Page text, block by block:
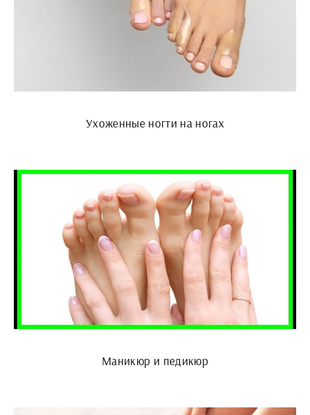
Ухоженные ногти на ногах
Маникюр и педикюр